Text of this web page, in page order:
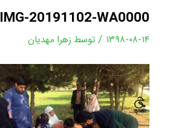
IMG-20191102-WA0000
۱۳۹۸-۰۸-۱۴ / توسط زهرا مهدیان